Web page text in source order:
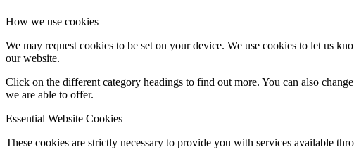
How we use cookies
We may request cookies to be set on your device. We use cookies to let us
our website.
Click on the different category headings to find out more. You can also
we are able to offer.
Essential Website Cookies
These cookies are strictly necessary to provide you with services available